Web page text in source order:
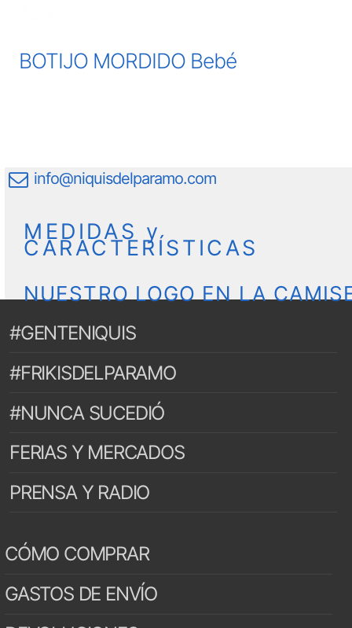
BOTIJO MORDIDO Bebé
info@niquisdelparamo.com
MEDIDAS y
CARACTERÍSTICAS
NUESTRO LOGO EN LA
#GENTENIQUIS
#FRIKISDELPARAMO
#NUNCA SUCEDIÓ
FERIAS Y MERCADOS
PRENSA Y RADIO
CÓMO COMPRAR
GASTOS DE ENVÍO